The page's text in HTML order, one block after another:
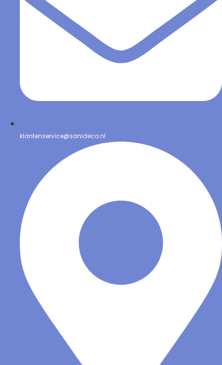
klantenservice@sanideco.nl